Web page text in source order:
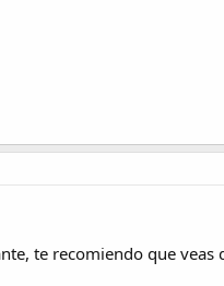
te recomiendo que